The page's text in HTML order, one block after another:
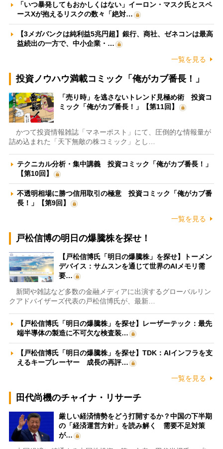
「いつ暴発してもおかしくはない」イーロン・マスク氏とスペ
ースXが抱えるリスクの数々「絶対…
【3メガバンクは純利益5兆円超】銀行、商社、ゼネコンは最高
益続出の一方で、中小企業・…
一覧を見る
投資ノウハウ満載コミック「俺がカブ番長！」
「売り時」を逃さないトレンド見極め術 投資コ
ミック「俺がカブ番長！」【第11回】
かつて投資情報雑誌「マネーポスト」にて、圧倒的な情報量が
詰め込まれた「天下無敵の株コミック」とし…
テクニカル分析・集中講義 投資コミック「俺がカブ番長！」
【第10回】
不透明相場に勝つ信用取引の極意 投資コミック「俺がカブ番
長！」【第9回】
一覧を見る
戸松信博の明日の爆騰株を探せ！
【戸松信博氏「明日の爆騰株」を探せ】トーメン
デバイス：サムスンを通じて世界のAIメモリ需
要…
新聞や雑誌など多数の金融メディアに出演するグローバルリン
クアドバイザーズ代表の戸松信博氏が、最新…
【戸松信博氏「明日の爆騰株」を探せ】レーザーテック：最先
端半導体の製造に不可欠な検査装…
【戸松信博氏「明日の爆騰株」を探せ】TDK：AIインフラを支
えるキープレーヤー 成長の再評…
一覧を見る
田代尚機のチャイナ・リサーチ
厳しい経済情勢をどう打開するか？中国の下半期
の「経済運営方針」を読み解く 需要不足対策
が…